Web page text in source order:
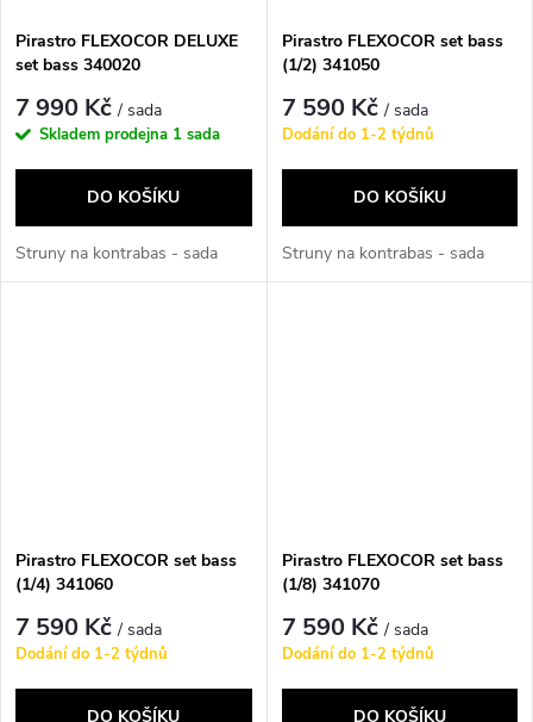
Pirastro FLEXOCOR DELUXE
set bass 340020
7 990 Kč/ sada
Skladem prodejna 1 sada
DO KOŠÍKU
Struny na kontrabas - sada
Pirastro FLEXOCOR set bass
(1/2) 341050
7 590 Kč/ sada
Dodání do 1-2 týdnů
DO KOŠÍKU
Struny na kontrabas - sada
Pirastro FLEXOCOR set bass
(1/4) 341060
7 590 Kč/ sada
Dodání do 1-2 týdnů
DO KOŠÍKU
Pirastro FLEXOCOR set bass
(1/8) 341070
7 590 Kč/ sada
Dodání do 1-2 týdnů
DO KOŠÍKU